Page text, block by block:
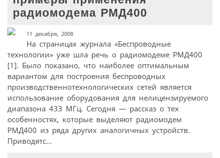
радиомодема РМД400
11 декабря, 2008
На страницах журнала «Беспроводные
технологии» уже шла речь о радиомодеме РМД400
[1]. Было показано, что наиболее оптимальным
вариантом для построения беспроводных
производственнотехнологических сетей является
использование оборудования для нелицензируемого
диапазона 433 МГц. Сегодня — рассказ о тех
особенностях, которые выделяют радиомодем
РМД400 из ряда других аналогичных устройств.
Приводятс...